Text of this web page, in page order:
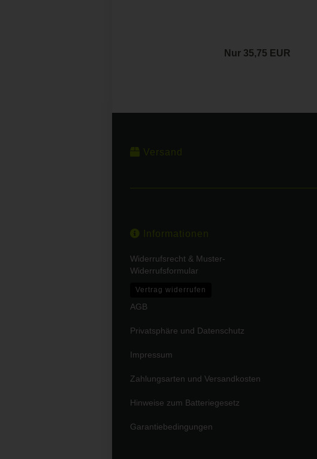
Nur 35,75 EUR
Versand
Informationen
Widerrufsrecht & Muster-
Widerrufsformular
Vertrag widerrufen
AGB
Privatsphäre und Datenschutz
Impressum
Zahlungsarten und Versandkosten
Hinweise zum Batteriegesetz
Garantiebedingungen